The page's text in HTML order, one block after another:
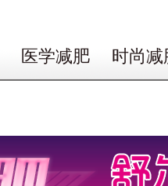
医学减肥 时尚减